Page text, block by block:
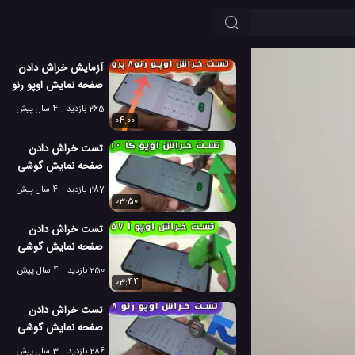
آزمایش خراش دادن
صفحه نمایش اوپو رنو
8 پرو
265 بازدید
4 سال پیش
04:00
تست خراش دادن
صفحه نمایش گوشی
اوپو کا 10 5G
287 بازدید
4 سال پیش
03:50
تست خراش دادن
صفحه نمایش گوشی
اوپو آ 57 2022
250 بازدید
4 سال پیش
03:44
تست خراش دادن
صفحه نمایش گوشی
جدید اوپو رنو 8
286 بازدید
3 سال پیش